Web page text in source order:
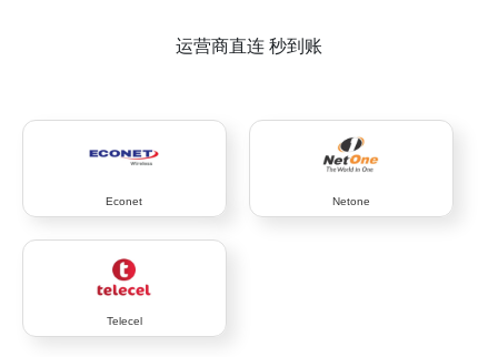
运营商直连 秒到账
Econet Netone
Telecel